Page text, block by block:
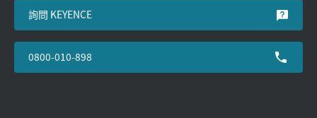
詢問 KEYENCE
0800-010-898